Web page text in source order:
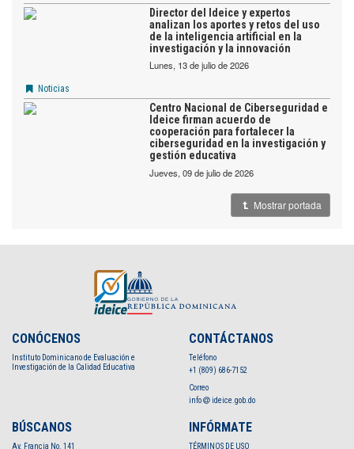
Director del Ideice y expertos
analizan los aportes y retos del uso
de la inteligencia artificial en la
investigación y la innovación
lunes, 13 de julio de 2026
Noticias
Centro Nacional de Ciberseguridad e
Ideice firman acuerdo de
cooperación para fortalecer la
ciberseguridad en la investigación y
gestión educativa
jueves, 09 de julio de 2026
Mostrar portada
CONÓCENOS
Instituto Dominicano de Evaluación e
Investigación de la Calidad Educativa
CONTÁCTANOS
Teléfono
+1 (809) 686-7152
Correo
info
ideice.gob.do
BÚSCANOS
Av. Francia No. 141
INFÓRMATE
TÉRMINOS DE USO